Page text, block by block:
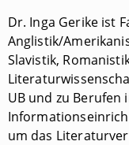
Dr. Inga Gerike ist
Anglistik/
Slavistik,
UB und zu Berufen
um das